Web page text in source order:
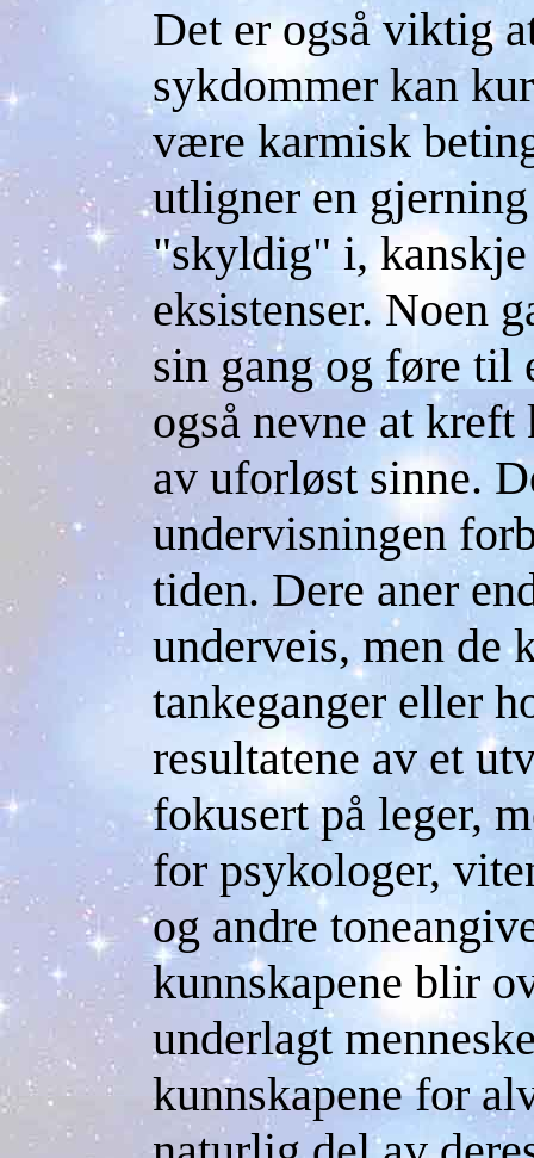
Det er også viktig
sykdommer kan
være karmisk
utligner en
"skyldig" i,
eksistenser. Noen
sin gang og føre
også nevne at
av uforløst sinne.
undervisningen
tiden. Dere aner
underveis, men de
tankeganger eller
resultatene av et
fokusert på leger,
for psykologer,
og andre
kunnskapene blir
underlagt
kunnskapene for